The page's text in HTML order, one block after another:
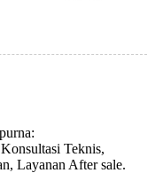
Teknis,
Layanan After sale.